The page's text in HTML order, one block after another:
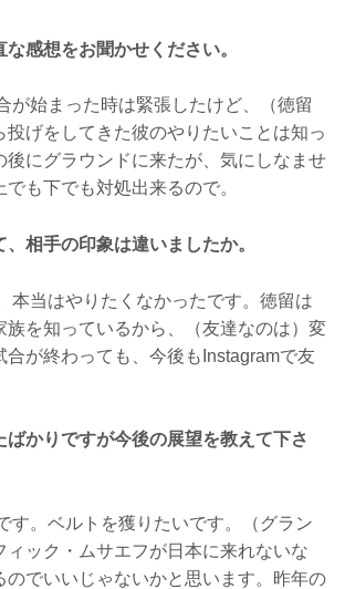
感想をお聞かせください。
が始まった時は緊張したけど、（徳留
投げをしてきた彼のやりたいことは知っ
後にグラウンドに来たが、気にしなませ
も下でも対処出来るので。
相手の印象は違いましたか。
本当はやりたくなかったです。徳留は
族を知っているから、（友達なのは）変
合が終わっても、今後もInstagramで友
かりですが今後の展望を教えて下さ
す。ベルトを獲りたいです。（グラン
ィック・ムサエフが日本に来れないな
のでいいじゃないかと思います。昨年の